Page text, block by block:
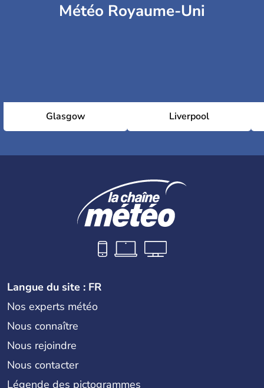
Météo Royaume-Uni
Glasgow Liverpool
Langue du site : FR
Nos experts météo
Nous connaître
Nous rejoindre
Nous contacter
Légende des pictogrammes